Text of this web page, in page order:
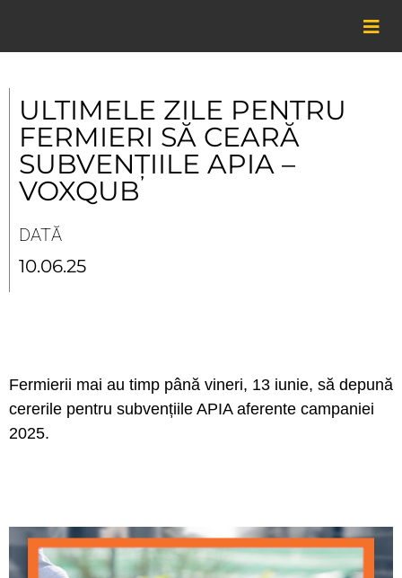
content
ULTIMELE ZILE PENTRU
FERMIERI SĂ CEARĂ
SUBVENȚIILE APIA –
VOXQUB
DATĂ
10.06.25
Fermierii mai au timp până vineri, 13 iunie, să depună
cererile pentru subvențiile APIA aferente campaniei
2025.